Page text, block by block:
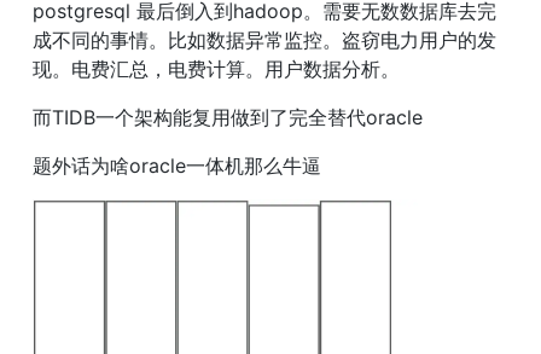
postgresql 最后倒入到hadoop。需要无数数据库去完
成不同的事情。比如数据异常监控。盗窃电力用户的发
现。电费汇总，电费计算。用户数据分析。
而TIDB一个架构能复用做到了完全替代oracle
题外话为啥oracle一体机那么牛逼